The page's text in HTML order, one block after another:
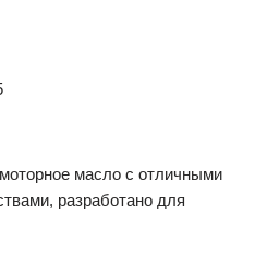
масло с отличными
разработано для